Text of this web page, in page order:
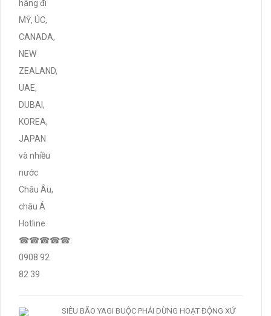
SIÊU BÃO YAGI BUỘC PHẢI DỪNG HOẠT ĐỘNG XỬ